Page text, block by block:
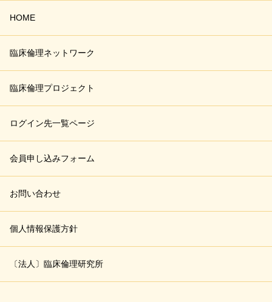
HOME
臨床倫理ネットワーク
臨床倫理プロジェクト
ログイン先一覧ページ
会員申し込みフォーム
お問い合わせ
個人情報保護方針
〔法人〕臨床倫理研究所